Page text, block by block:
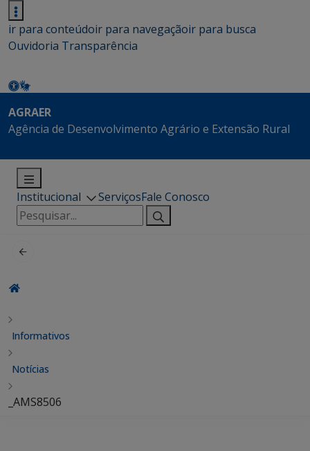
ir para conteúdoir para navegaçãoir para busca
Ouvidoria Transparência
AGRAER
Agência de Desenvolvimento Agrário e Extensão Rural
Institucional ServiçosFale Conosco
Pesquisar
por:
Informativos
Notícias
_AMS8506